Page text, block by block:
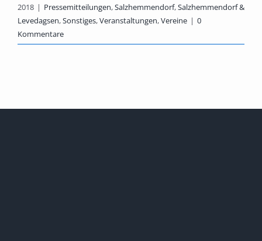
2018 | Pressemitteilungen,Salzhemmendorf,Salzhemmendorf &
Levedagsen,Sonstiges,Veranstaltungen,Vereine | 0
Kommentare